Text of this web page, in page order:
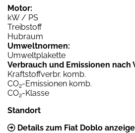
Motor:
kW / PS
Treibstoff
Hubraum
Umweltnormen:
Umweltplakette
Verbrauch und Emissionen nach
Kraftstoffverbr. komb.
CO2-Emissionen komb.
CO2-Klasse
Standort
Details zum Fiat Doblo